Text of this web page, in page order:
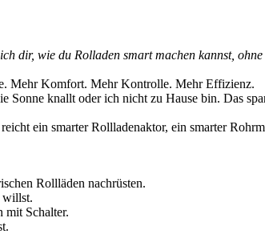
dir, wie du Rolladen smart machen kannst,
Mehr Komfort. Mehr Kontrolle. Mehr Effizienz.
Sonne knallt oder ich nicht zu Hause bin. Das
ein smarter Rollladenaktor, ein smarter
Rollläden nachrüsten.
willst.
mit Schalter.